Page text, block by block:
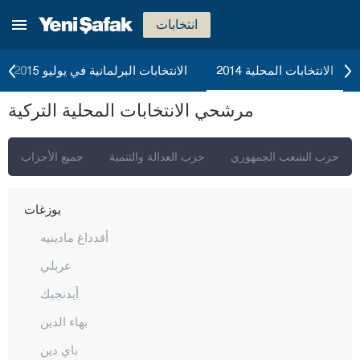
انتخابات
الانتخابات البرلمانية في يوليو 2015 الانتخابات المحلية 2014
مرشحي الانتخابات المحلية التركية
جميع الأحزاب حزب العدالة والتنمية حزب الشعب الجمهوري
توكات
طرابزون
طونجالي
أوشاك
يالوفا
يوزغات
أقدداغ مادينيه
عربلي
أيدنجيك
بهاء الدين
باي دين